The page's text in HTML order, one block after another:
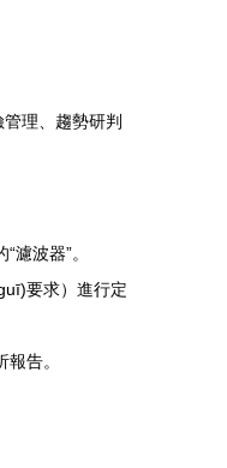
理、趨勢研判
波器”。
要求）進行定
告。